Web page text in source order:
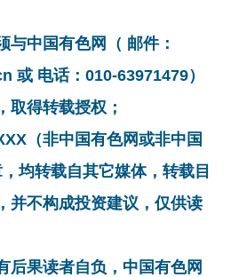
与中国有色网（ 邮件：
或 电话：010-63971479）
取得转载授权；
（非中国有色网或非中国
均转载自其它媒体，转载目
并不构成投资建议，仅供读
后果读者自负，中国有色网